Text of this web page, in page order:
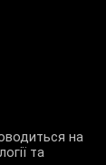
на
та